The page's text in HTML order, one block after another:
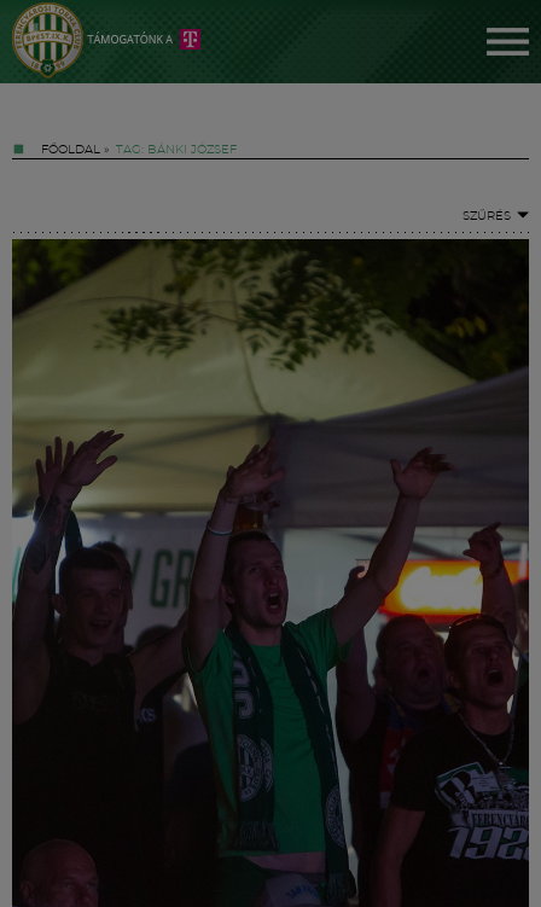
FŐOLDAL » TAG: BÁNKI JÓZSEF
SZŰRÉS
Hírek
Labdarúgás
Szakosztályok
Meccscenter
Szolgáltatások